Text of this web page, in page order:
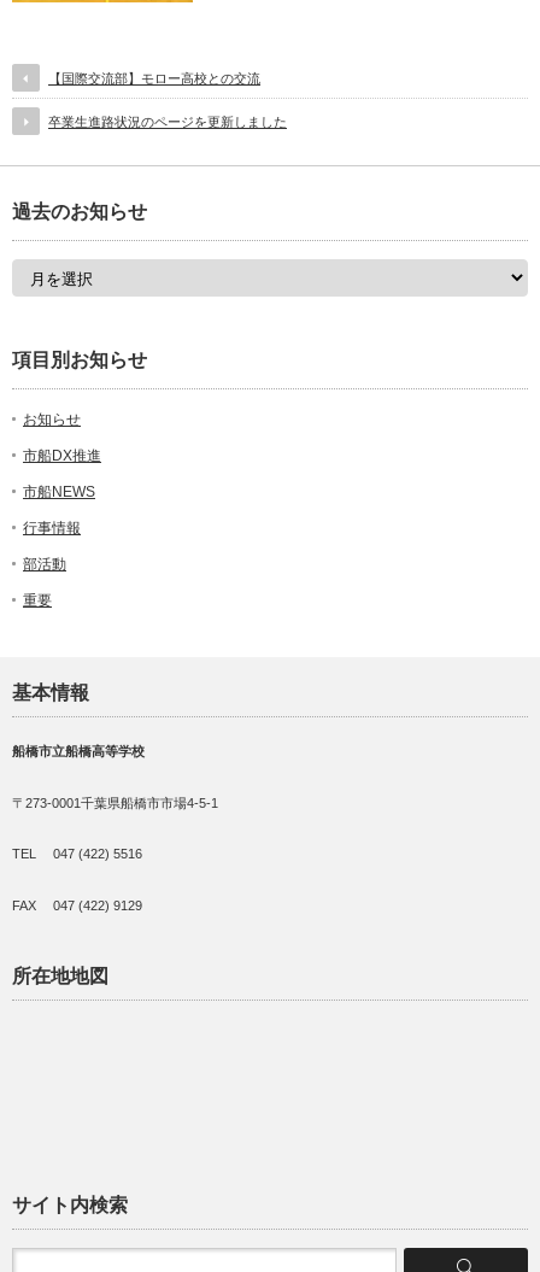
【国際交流部】モロー高校との交流
卒業生進路状況のページを更新しました
過去のお知らせ
項目別お知らせ
お知らせ
市船DX推進
市船NEWS
行事情報
部活動
重要
基本情報
船橋市立船橋高等学校
〒273-0001千葉県船橋市市場4-5-1
TEL 047 (422) 5516
FAX 047 (422) 9129
所在地地図
サイト内検索